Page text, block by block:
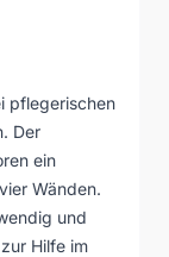
pflegerischen
Der
ein
Wänden.
und
Hilfe im